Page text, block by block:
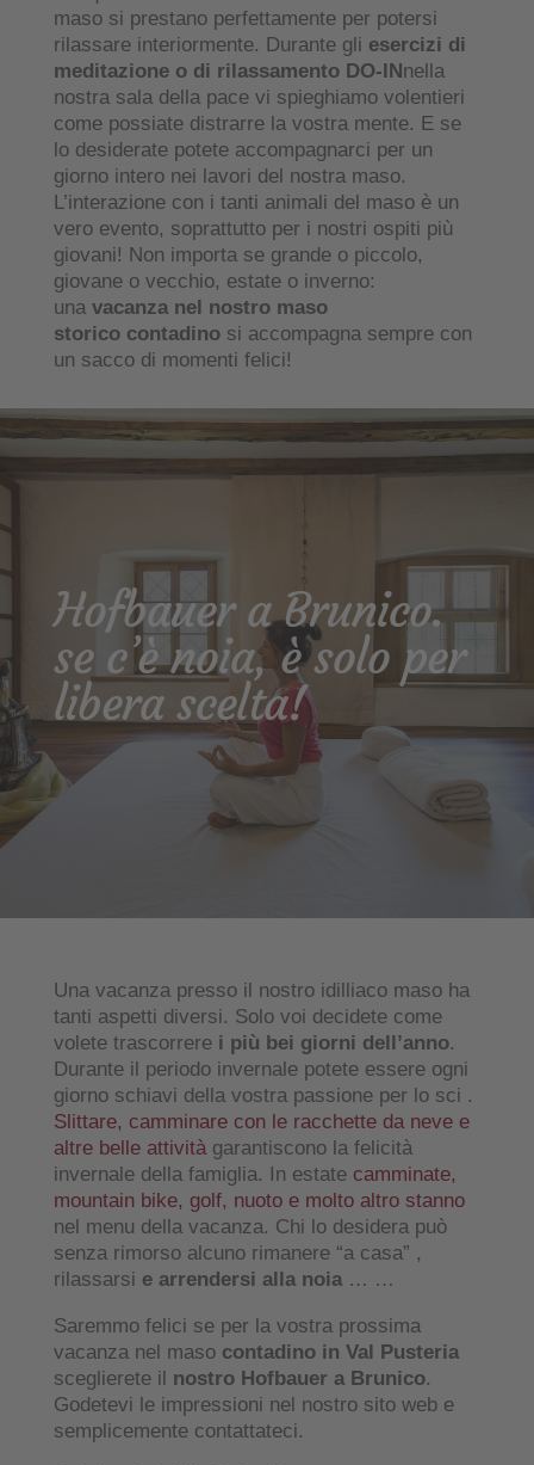
maso si prestano perfettamente per potersi
rilassare interiormente. Durante gli esercizi di
meditazione o di rilassamento DO-INnella
nostra sala della pace vi spieghiamo volentieri
come possiate distrarre la vostra mente. E se
lo desiderate potete accompagnarci per un
giorno intero nei lavori del nostra maso.
L’interazione con i tanti animali del maso è un
vero evento, soprattutto per i nostri ospiti più
giovani! Non importa se grande o piccolo,
giovane o vecchio, estate o inverno:
una vacanza nel nostro maso
storico contadino si accompagna sempre con
un sacco di momenti felici!
Hofbauer a Brunico.
se c’è noia, è solo per
libera scelta!
Una vacanza presso il nostro idilliaco maso ha
tanti aspetti diversi. Solo voi decidete come
volete trascorrere i più bei giorni dell’anno.
Durante il periodo invernale potete essere ogni
giorno schiavi della vostra passione per lo sci .
Slittare, camminare con le racchette da neve e
altre belle attivitàgarantiscono la felicità
invernale della famiglia. In estate camminate,
mountain bike, golf, nuoto e molto altro stanno
nel menu della vacanza. Chi lo desidera può
senza rimorso alcuno rimanere “a casa” ,
rilassarsi e arrendersi alla noia … …
Saremmo felici se per la vostra prossima
vacanza nel maso contadino in Val Pusteria
sceglierete il nostro Hofbauer a Brunico.
Godetevi le impressioni nel nostro sito web e
semplicemente contattateci.